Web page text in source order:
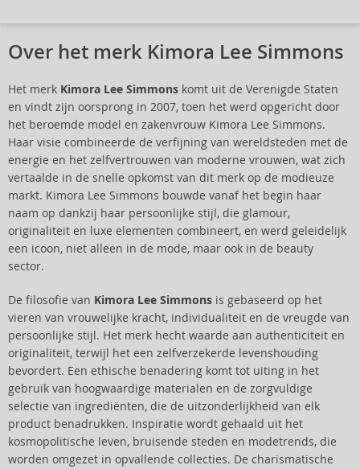
Over het merk Kimora Lee Simmons
Het merk Kimora Lee Simmons komt uit de Verenigde Staten
en vindt zijn oorsprong in 2007, toen het werd opgericht door
het beroemde model en zakenvrouw Kimora Lee Simmons.
Haar visie combineerde de verfijning van wereldsteden met de
energie en het zelfvertrouwen van moderne vrouwen, wat zich
vertaalde in de snelle opkomst van dit merk op de modieuze
markt. Kimora Lee Simmons bouwde vanaf het begin haar
naam op dankzij haar persoonlijke stijl, die glamour,
originaliteit en luxe elementen combineert, en werd geleidelijk
een icoon, niet alleen in de mode, maar ook in de beauty
sector.
De filosofie van Kimora Lee Simmons is gebaseerd op het
vieren van vrouwelijke kracht, individualiteit en de vreugde van
persoonlijke stijl. Het merk hecht waarde aan authenticiteit en
originaliteit, terwijl het een zelfverzekerde levenshouding
bevordert. Een ethische benadering komt tot uiting in het
gebruik van hoogwaardige materialen en de zorgvuldige
selectie van ingrediënten, die de uitzonderlijkheid van elk
product benadrukken. Inspiratie wordt gehaald uit het
kosmopolitische leven, bruisende steden en modetrends, die
worden omgezet in opvallende collecties. De charismatische